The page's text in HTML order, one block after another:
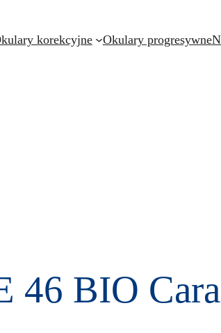
korekcyjne Okulary progresywne
46 BIO